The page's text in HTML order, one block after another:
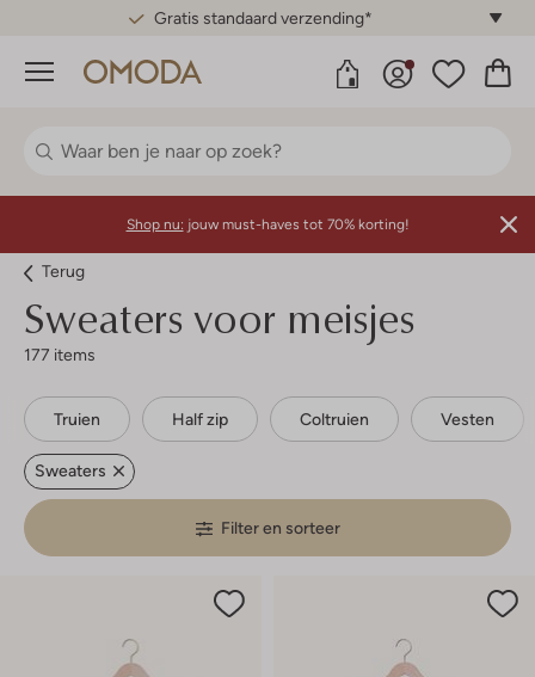
Gratis standaard verzending*
Menu
Shop nu: jouw must-haves tot 70% korting!
Terug
Sweaters voor meisjes
177 items
Truien Half zip Coltruien Vesten
Sweaters
Filter en sorteer